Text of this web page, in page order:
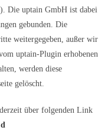
Die uptain GmbH ist dabei
gebunden. Die
weitergegeben, außer wir
uptain-Plugin erhobenen
werden diese
gelöscht.
über folgenden Link